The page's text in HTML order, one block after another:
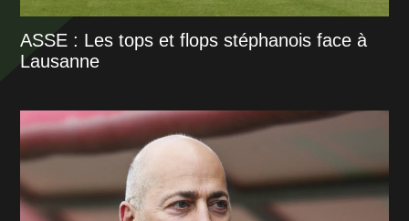
ASSE : Les tops et flops stéphanois face à
Lausanne